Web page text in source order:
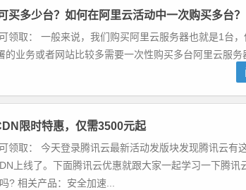
买多少台？如何在阿里云活动中一次购买多台？
领取： 一般来说，我们购买阿里云服务器也就是1台，
的业务或者网站比较多需要一次性购买多台阿里云服务
限时特惠，仅需3500元起
领取： 今天登录腾讯云最新活动发版块发现腾讯云有
上线了。下面腾讯云优惠就跟大家一起学习一下腾讯
? 相关产品：安全加速...